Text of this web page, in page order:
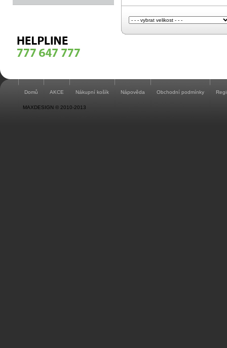
Domů AKCE Nákupní košík Nápověda Obchodní podmínky
MAXDESIGN © 2010-2013